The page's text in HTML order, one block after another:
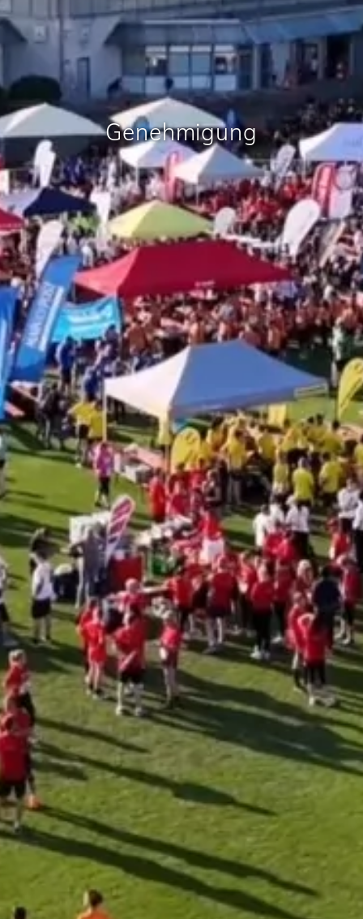
Genehmigung